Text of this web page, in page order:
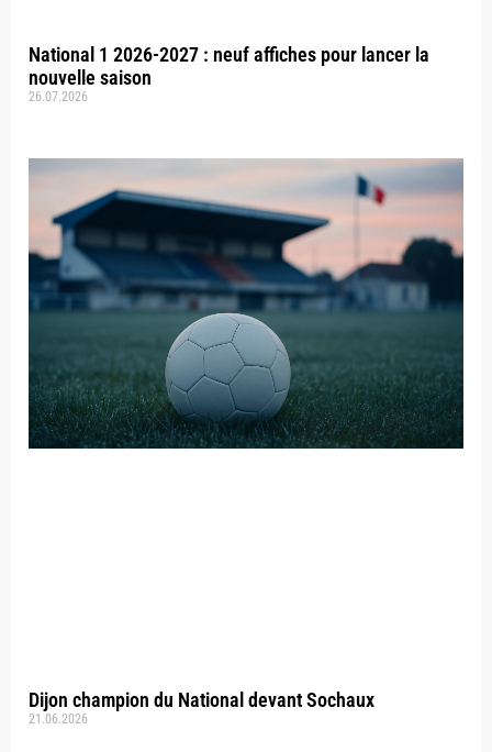
National 1 2026-2027 : neuf affiches pour lancer la
nouvelle saison
26.07.2026
Dijon champion du National devant Sochaux
21.06.2026